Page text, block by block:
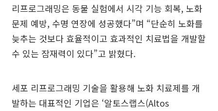
리프로그래밍은 동물 실험에서 시각 기능 회복, 노화
문제 예방, 수명 연장에 성공했다”며 “단순히 노화를
늦추는 것보다 효율적이고 효과적인 치료법을 개발할
수 있는 잠재력이 있다”고 밝혔다.
세포 리프로그래밍 기술을 활용해 노화 치료제를 개
발하는 대표적인 기업은 ‘알토스랩스(Altos